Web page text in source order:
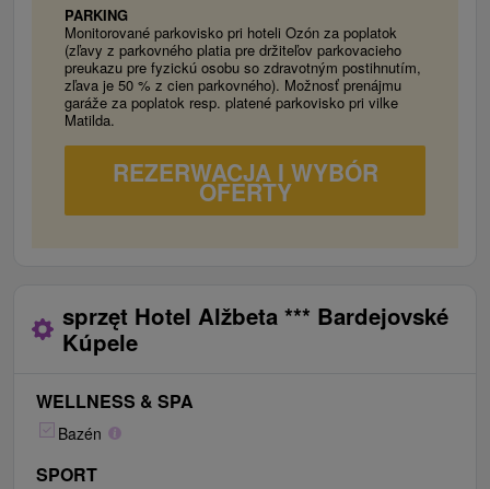
PARKING
Monitorované parkovisko pri hoteli Ozón za poplatok
(zľavy z parkovného platia pre držiteľov parkovacieho
preukazu pre fyzickú osobu so zdravotným postihnutím,
zľava je 50 % z cien parkovného). Možnosť prenájmu
garáže za poplatok resp. platené parkovisko pri vilke
Matilda.
REZERWACJA I WYBÓR
OFERTY
sprzęt Hotel Alžbeta *** Bardejovské
Kúpele
WELLNESS & SPA
Bazén
SPORT